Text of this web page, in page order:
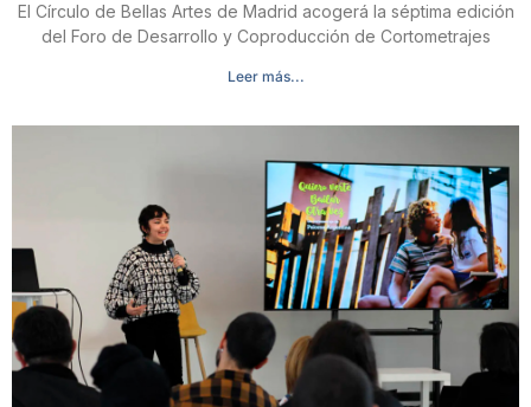
El Círculo de Bellas Artes de Madrid acogerá la séptima edición
del Foro de Desarrollo y Coproducción de Cortometrajes
Leer más...